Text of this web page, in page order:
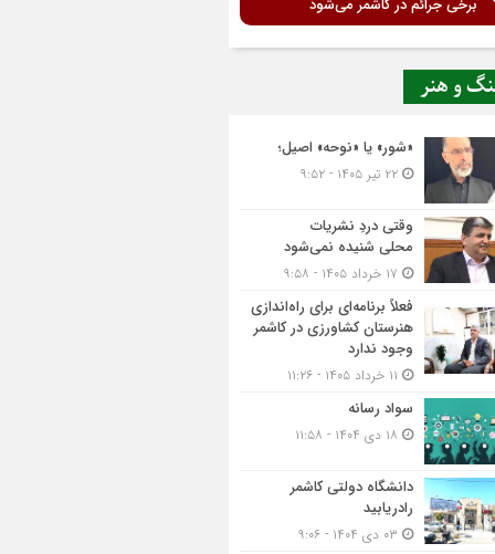
و هنر
«شور» یا «نوحه» اصیل؛
وقتی دردِ نشریات
محلی شنیده نمی‌شود
فعلاً برنامه‌ای برای راه‌اندازی
هنرستان کشاورزی در کاشمر
وجود ندارد
سواد رسانه
دانشگاه دولتی کاشمر‌
رادریابید